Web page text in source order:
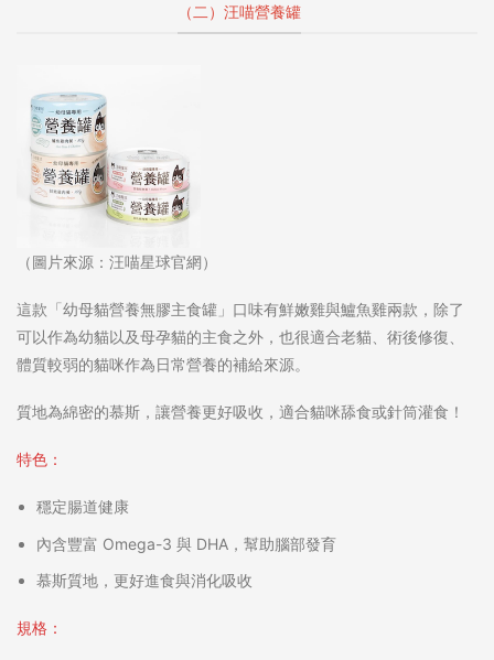
（二）汪喵營養罐
（圖片來源：汪喵星球官網）
這款「幼母貓營養無膠主食罐」口味有鮮嫩雞與鱸魚雞兩款，除了
可以作為幼貓以及母孕貓的主食之外，也很適合老貓、術後修復、
體質較弱的貓咪作為日常營養的補給來源。
質地為綿密的慕斯，讓營養更好吸收，適合貓咪舔食或針筒灌食！
特色：
穩定腸道健康
內含豐富 Omega-3 與 DHA，幫助腦部發育
慕斯質地，更好進食與消化吸收
規格：